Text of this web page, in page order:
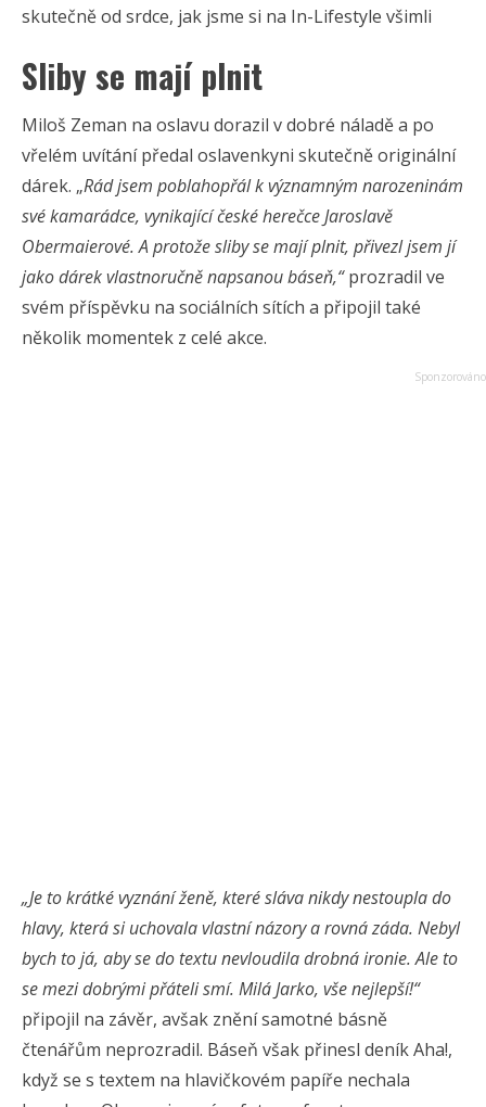
skutečně od srdce, jak jsme si na In-Lifestyle všimli
Sliby se mají plnit
Miloš Zeman na oslavu dorazil v dobré náladě a po
vřelém uvítání předal oslavenkyni skutečně originální
dárek. „Rád jsem poblahopřál k významným narozeninám
své kamarádce, vynikající české herečce Jaroslavě
Obermaierové. A protože sliby se mají plnit, přivezl jsem jí
jako dárek vlastnoručně napsanou báseň,“prozradil ve
svém příspěvku na sociálních sítích a připojil také
několik momentek z celé akce.
„Je to krátké vyznání ženě, které sláva nikdy nestoupla do
hlavy, která si uchovala vlastní názory a rovná záda. Nebyl
bych to já, aby se do textu nevloudila drobná ironie. Ale to
se mezi dobrými přáteli smí. Milá Jarko, vše nejlepší!“
připojil na závěr, avšak znění samotné básně
čtenářům neprozradil. Báseň však přinesl deník Aha!,
když se s textem na hlavičkovém papíře nechala